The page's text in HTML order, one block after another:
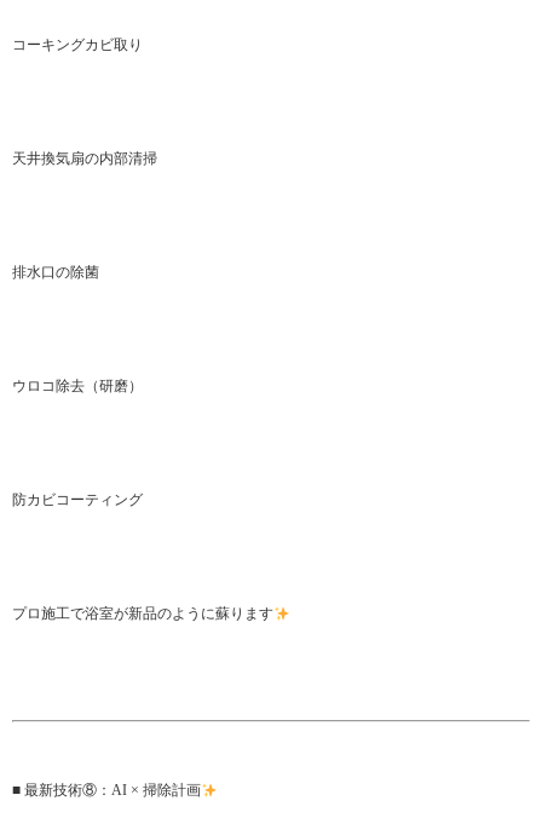
コーキングカビ取り
天井換気扇の内部清掃
排水口の除菌
ウロコ除去（研磨）
防カビコーティング
プロ施工で浴室が新品のように蘇ります
■ 最新技術⑧：AI × 掃除計画